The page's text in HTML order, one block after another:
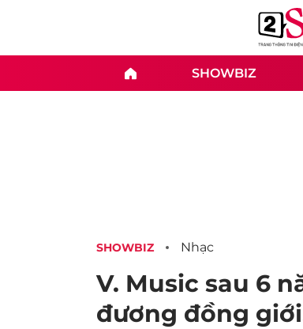
SHOWBIZ
SHOWBIZ Nhạc
V. Music sau 6
đương đồng